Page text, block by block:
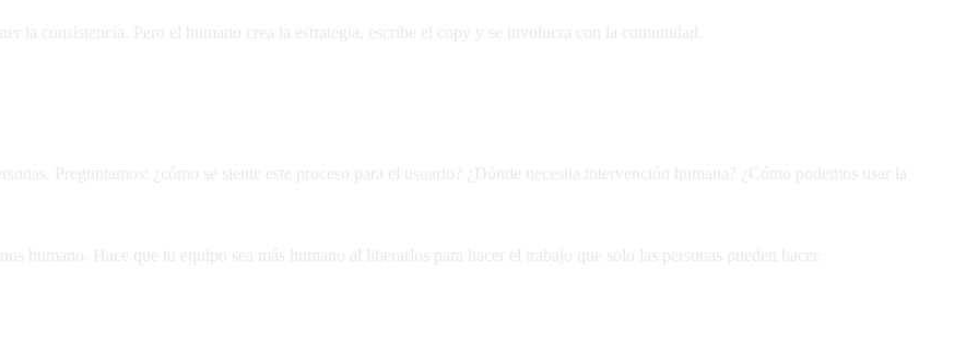
la consistencia. Pero el humano crea la estrategia, escribe el copy y se involucra con la comunidad.
Preguntamos: ¿cómo se siente este proceso para el usuario? ¿Dónde necesita intervención humana? ¿Cómo podemos usar la
humano. Hace que tu equipo sea más humano al liberarlos para hacer el trabajo que solo las personas pueden hacer.